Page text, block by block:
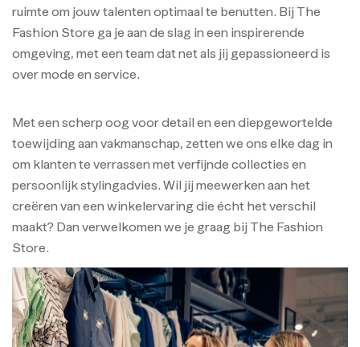
ruimte om jouw talenten optimaal te benutten. Bij The
Fashion Store ga je aan de slag in een inspirerende
omgeving, met een team dat net als jij gepassioneerd is
over mode en service.
Met een scherp oog voor detail en een diepgewortelde
toewijding aan vakmanschap, zetten we ons elke dag in
om klanten te verrassen met verfijnde collecties en
persoonlijk stylingadvies. Wil jij meewerken aan het
creëren van een winkelervaring die écht het verschil
maakt? Dan verwelkomen we je graag bij The Fashion
Store.